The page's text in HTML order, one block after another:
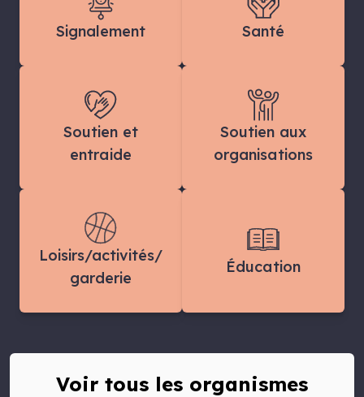
Signalement Santé
Soutien et
entraide
Soutien aux
organisations
Loisirs/activités/
garderie
Éducation
Voir tous les organismes